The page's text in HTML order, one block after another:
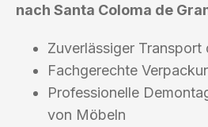
nach Santa Coloma de
Zuverlässiger
Fachgerechte
Professionelle
von Möbeln